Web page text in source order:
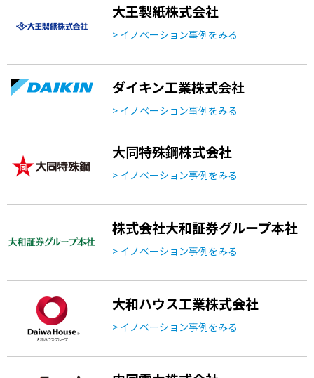
大王製紙株式会社
> イノベーション事例をみる
ダイキン工業株式会社
> イノベーション事例をみる
大同特殊鋼株式会社
> イノベーション事例をみる
株式会社大和証券グループ本社
> イノベーション事例をみる
大和ハウス工業株式会社
> イノベーション事例をみる